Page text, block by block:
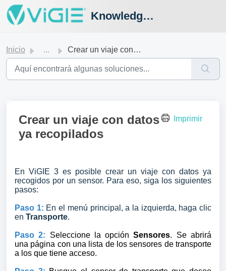
Knowledge Hub
Inicio ... Crear un viaje con datos ya recopilados
Imprimir
Crear un viaje con datos
ya recopilados
En ViGIE 3 es posible crear un viaje con datos ya
recogidos por un sensor. Para eso, siga los siguientes
pasos:
Paso 1: En el menú principal, a la izquierda, haga clic
en Transporte.
Paso 2: Seleccione la opciónSensores. Se abrirá
una página con una lista de los sensores de transporte
a los que tiene acceso.